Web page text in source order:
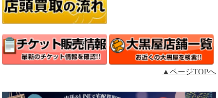
▲ページTOPへ